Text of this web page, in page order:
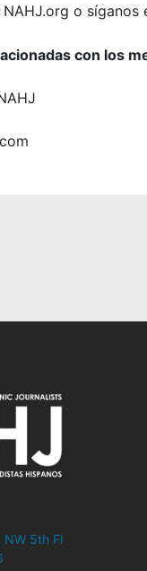
o síganos
con los
NW 5th Fl